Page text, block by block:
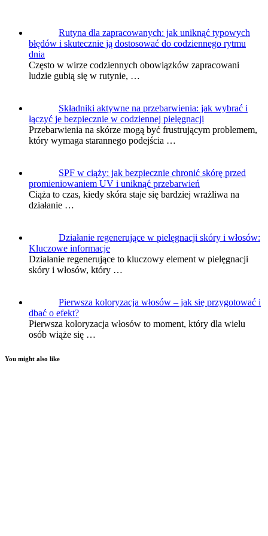
Rutyna dla zapracowanych: jak uniknąć typowych
błędów i skutecznie ją dostosować do codziennego rytmu
dnia
Często w wirze codziennych obowiązków zapracowani
ludzie gubią się w rutynie, …
Składniki aktywne na przebarwienia: jak wybrać i
łączyć je bezpiecznie w codziennej pielęgnacji
Przebarwienia na skórze mogą być frustrującym problemem,
który wymaga starannego podejścia …
SPF w ciąży: jak bezpiecznie chronić skórę przed
promieniowaniem UV i uniknąć przebarwień
Ciąża to czas, kiedy skóra staje się bardziej wrażliwa na
działanie …
Działanie regenerujące w pielęgnacji skóry i włosów:
Kluczowe informacje
Działanie regenerujące to kluczowy element w pielęgnacji
skóry i włosów, który …
Pierwsza koloryzacja włosów – jak się przygotować i
dbać o efekt?
Pierwsza koloryzacja włosów to moment, który dla wielu
osób wiąże się …
You might also like